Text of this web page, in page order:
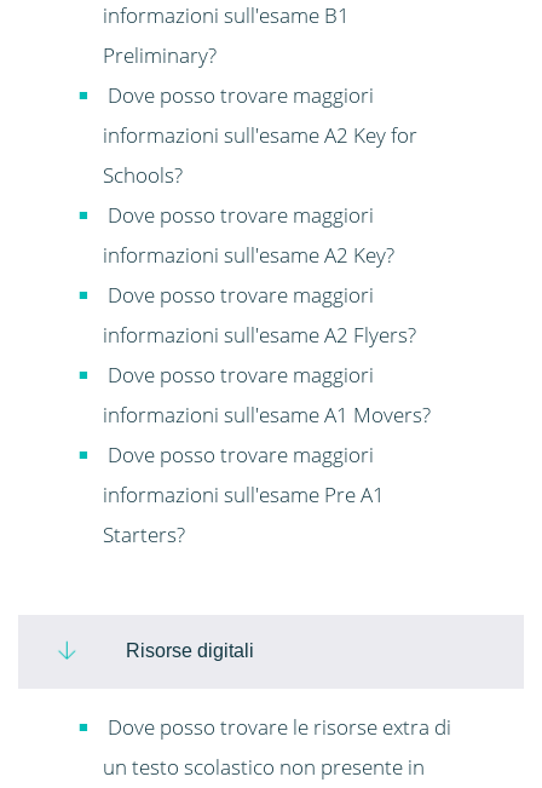
informazioni sull'esame B1
Preliminary?
Dove posso trovare maggiori
informazioni sull'esame A2 Key for
Schools?
Dove posso trovare maggiori
informazioni sull'esame A2 Key?
Dove posso trovare maggiori
informazioni sull'esame A2 Flyers?
Dove posso trovare maggiori
informazioni sull'esame A1 Movers?
Dove posso trovare maggiori
informazioni sull'esame Pre A1
Starters?
Risorse digitali
Dove posso trovare le risorse extra di
un testo scolastico non presente in